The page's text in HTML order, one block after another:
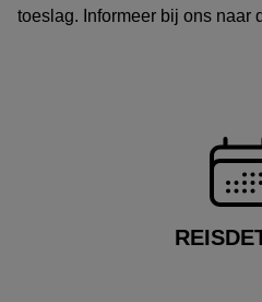
toeslag. Informeer bij ons naar